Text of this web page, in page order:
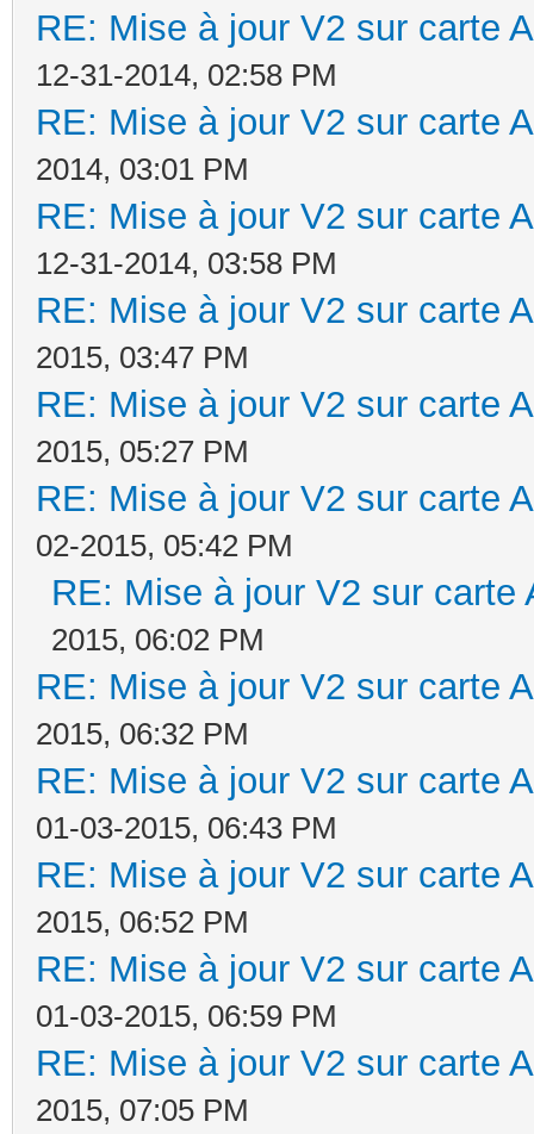
RE: Mise à jour V2 sur carte
12-31-2014, 02:58 PM
RE: Mise à jour V2 sur carte
2014, 03:01 PM
RE: Mise à jour V2 sur carte
12-31-2014, 03:58 PM
RE: Mise à jour V2 sur carte
2015, 03:47 PM
RE: Mise à jour V2 sur carte
2015, 05:27 PM
RE: Mise à jour V2 sur carte
02-2015, 05:42 PM
RE: Mise à jour V2 sur carte
2015, 06:02 PM
RE: Mise à jour V2 sur carte
2015, 06:32 PM
RE: Mise à jour V2 sur carte
01-03-2015, 06:43 PM
RE: Mise à jour V2 sur carte
2015, 06:52 PM
RE: Mise à jour V2 sur carte
01-03-2015, 06:59 PM
RE: Mise à jour V2 sur carte
2015, 07:05 PM